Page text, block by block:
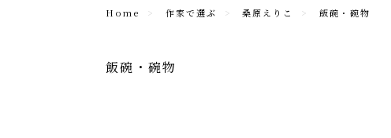
Home 作家で選ぶ 桑原えりこ 飯碗・碗物
飯碗・碗物